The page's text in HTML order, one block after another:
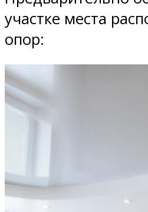
участке места
опор: